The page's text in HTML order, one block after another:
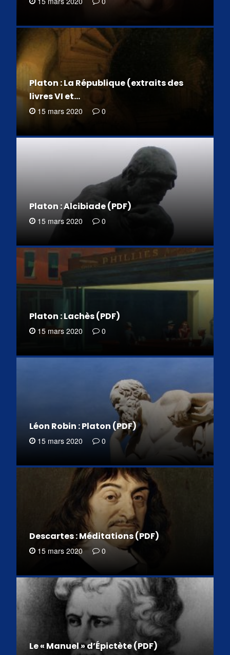
Platon : La République (extraits des
livres VI et…
15 mars 2020 0
Platon : Alcibiade (PDF)
15 mars 2020 0
Platon : Lachès (PDF)
15 mars 2020 0
Léon Robin : Platon (PDF)
15 mars 2020 0
Descartes : Méditations (PDF)
15 mars 2020 0
Le « Manuel » d’Épictète (PDF)